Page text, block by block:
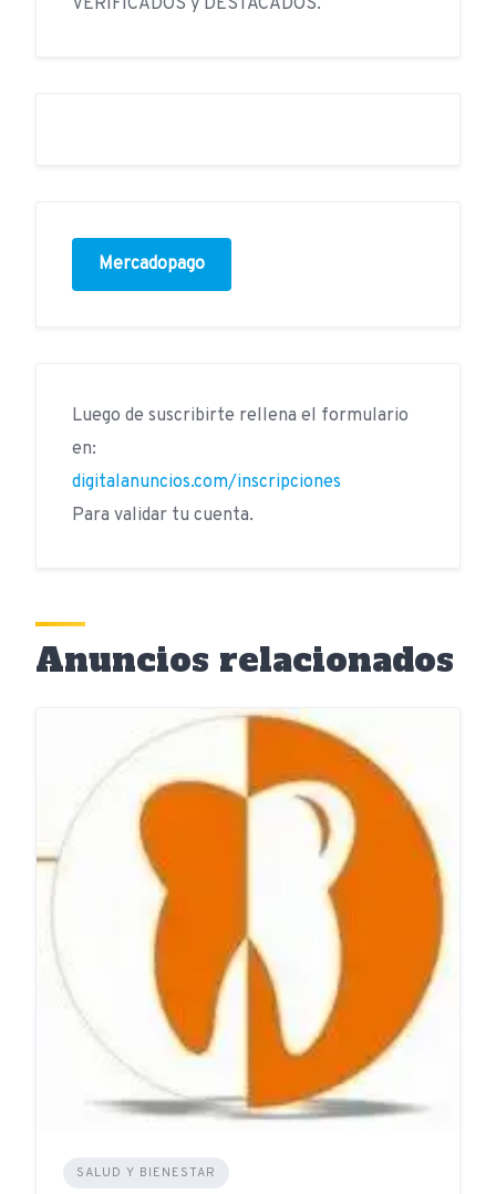
VERIFICADOS y DESTACADOS.
Mercadopago
Luego de suscribirte rellena el formulario
en:
digitalanuncios.com/inscripciones
Para validar tu cuenta.
Anuncios relacionados
SALUD Y BIENESTAR